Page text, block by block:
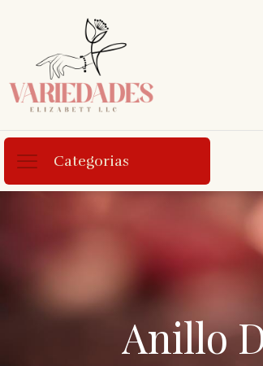
Categorias
Anillo